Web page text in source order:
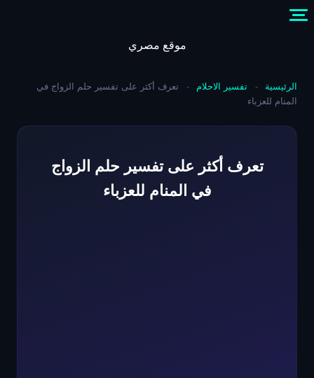
موقع مصري
الرئيسية - تفسير الاحلام -
تعرف أكثر على تفسير حلم الزواج في
المنام للعزباء
تعرف أكثر على تفسير حلم الزواج
في المنام للعزباء